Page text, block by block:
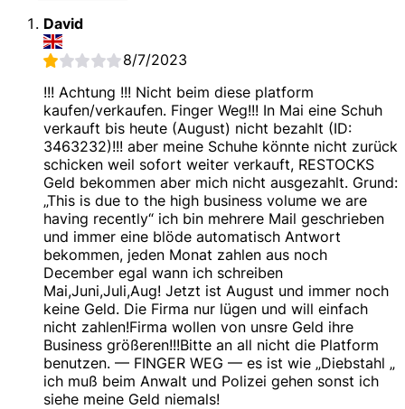
David
8/7/2023
!!! Achtung !!! Nicht beim diese platform
kaufen/verkaufen. Finger Weg!!! In Mai eine Schuh
verkauft bis heute (August) nicht bezahlt (ID:
3463232)!!! aber meine Schuhe könnte nicht zurück
schicken weil sofort weiter verkauft, RESTOCKS
Geld bekommen aber mich nicht ausgezahlt. Grund:
„This is due to the high business volume we are
having recently“ ich bin mehrere Mail geschrieben
und immer eine blöde automatisch Antwort
bekommen, jeden Monat zahlen aus noch
December egal wann ich schreiben
Mai,Juni,Juli,Aug! Jetzt ist August und immer noch
keine Geld. Die Firma nur lügen und will einfach
nicht zahlen!Firma wollen von unsre Geld ihre
Business größeren!!!Bitte an all nicht die Platform
benutzen. — FINGER WEG — es ist wie „Diebstahl „
ich muß beim Anwalt und Polizei gehen sonst ich
siehe meine Geld niemals!